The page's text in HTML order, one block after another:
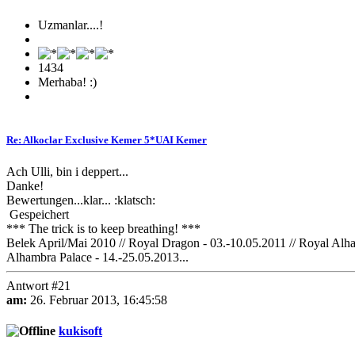
Uzmanlar....!
1434
Merhaba! :)
Re: Alkoclar Exclusive Kemer 5*UAI Kemer
Ach Ulli, bin i deppert...
Danke!
Bewertungen...klar... :klatsch:
Gespeichert
*** The trick is to keep breathing! ***
Belek April/Mai 2010 // Royal Dragon - 03.-10.05.2011 // Royal
Alhambra Palace - 14.-25.05.2013...
Antwort #21
am: 26. Februar 2013, 16:45:58
kukisoft